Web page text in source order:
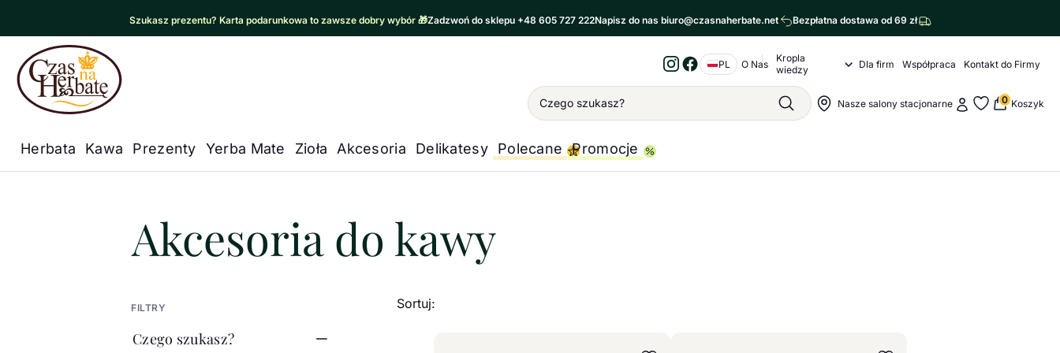
Szukasz prezentu? Karta podarunkowa to zawsze dobry wybór 🎁Zadzwoń do sklepu +48 605 727 222Napisz do nas biuro@czasnaherbate.net Bezpłatna dostawa od 69 zł
Czas na Herbatę Logo
Instagram
Facebook
PL Nawigacja o nas
O Nas
Kropla
wiedzy
Kropla wiedzy Submenu
Dla firm Współpraca Kontakt do Firmy
Wyszukiwanie
SzukajNawigacja sklepu
Nasze salony stacjonarneMoje konto
Moje ulubione
0 Koszyk
Główna nawigacja
Herbata Kawa Prezenty Yerba Mate Zioła Akcesoria Delikatesy Polecane Promocje
Czas na herbatę Akcesoria do kawy i herbaty / Akcesoria do kawy
Akcesoria do kawy
FILTRY
Czego szukasz?
Sortuj: